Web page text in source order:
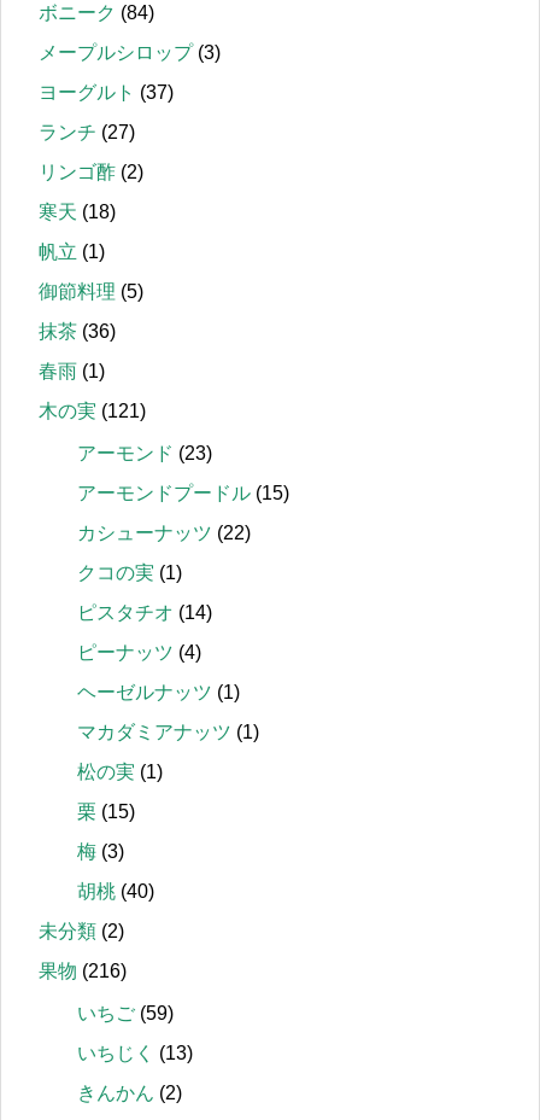
ボニーク (84)
メープルシロップ(3)
ヨーグルト (37)
ランチ (27)
リンゴ酢 (2)
寒天 (18)
帆立 (1)
御節料理 (5)
抹茶 (36)
春雨 (1)
木の実 (121)
アーモンド (23)
アーモンドプードル (15)
カシューナッツ (22)
クコの実 (1)
ピスタチオ (14)
ピーナッツ (4)
ヘーゼルナッツ (1)
マカダミアナッツ (1)
松の実 (1)
栗 (15)
梅 (3)
胡桃 (40)
未分類 (2)
果物 (216)
いちご (59)
いちじく
(13)
きんかん (2)